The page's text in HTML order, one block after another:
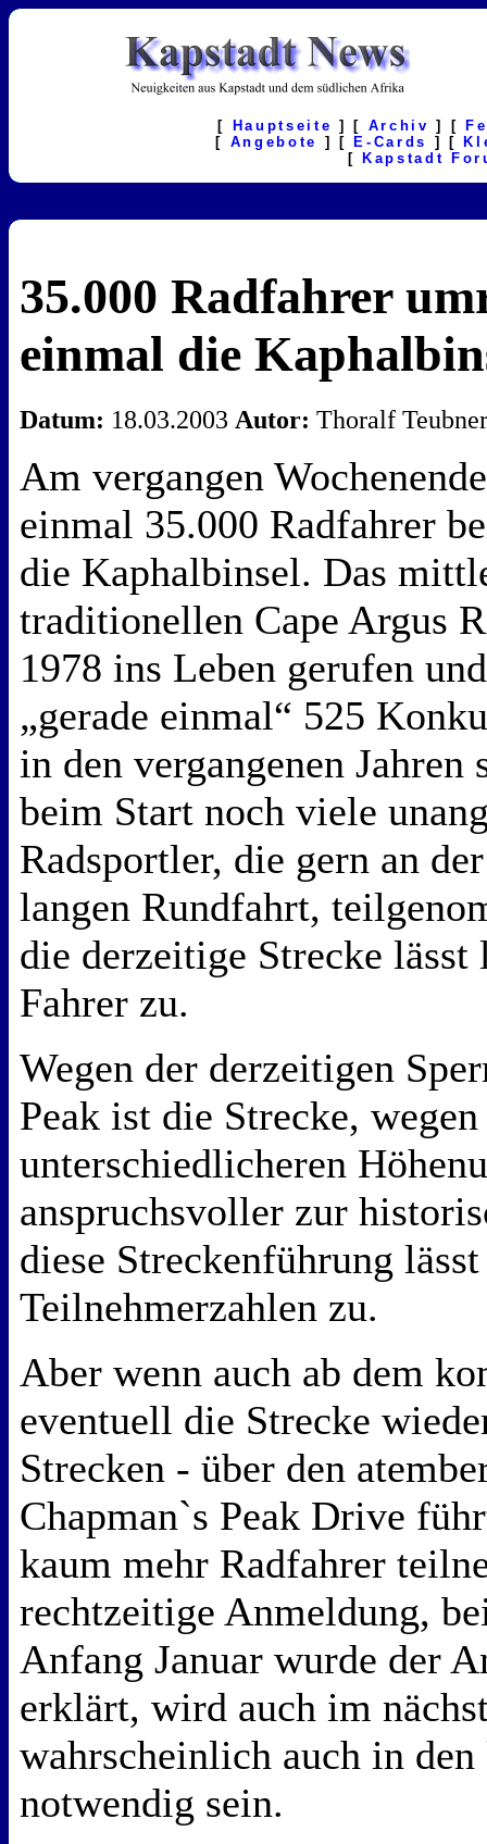
[ Hauptseite ] [ Archiv ] [
[ Angebote ] [ E-Cards ] [
[
Kapstadt
35.000 Radfahrer
einmal die
Datum: 18.03.2003 Autor: Thoralf
Am vergangen
einmal 35.000 Radfahrer
die Kaphalbinsel. Das
traditionellen Cape Argus
1978 ins Leben gerufen
„gerade einmal“ 525
in den vergangenen Jahren
beim Start noch viele
Radsportler, die gern an
langen Rundfahrt,
die derzeitige Strecke
Fahrer zu.
Wegen der derzeitigen
Peak ist die Strecke,
unterschiedlicheren
anspruchsvoller zur
diese Streckenführung
Teilnehmerzahlen zu.
Aber wenn auch ab dem
eventuell die Strecke
Strecken - über den
Chapman`s Peak Drive
kaum mehr Radfahrer
rechtzeitige Anmeldung,
Anfang Januar wurde der
erklärt, wird auch im
wahrscheinlich auch in den
notwendig sein.